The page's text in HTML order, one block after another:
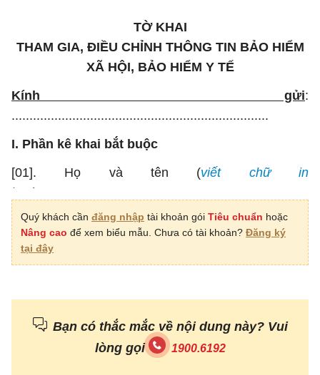
TỜ KHAI
THAM GIA, ĐIỀU CHỈNH THÔNG TIN BẢO HIỂM
XÃ HỘI, BẢO HIỂM Y TẾ
Kính gửi:
........................................................................
I. Phần kê khai bắt buộc
[01]. Họ và tên (viết chữ in
hoa ):...........................................................................
.....................
[02]. Ngày, tháng, năm sinh: ..…/……./…… [03].
Giới tính: ………………………………………
[06]. Nơi đăng ký giấy khai sinh: [06.1]. Xã
(phường, thị trấn): ……………………….
Quý khách cần đăng nhập tài khoản gói Tiêu chuẩn hoặc
Nâng cao để xem biểu mẫu. Chưa có tài khoản? Đăng ký
tại đây
Bạn có thắc mắc về nội dung này? Vui
lòng gọi
1900.6192